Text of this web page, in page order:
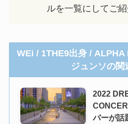
ルを一覧にしてご
WEi / 1THE9出身 / ALPHA
ジュンソの関
2022
バーが話